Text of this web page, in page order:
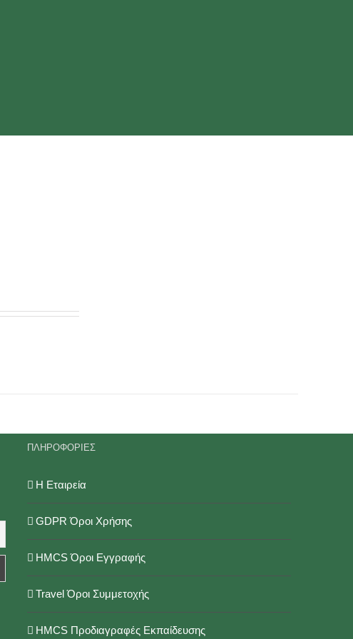
ΠΛΗΡΟΦΟΡΙΕΣ
Η Εταιρεία
GDPR Όροι Χρήσης
HMCS Όροι Εγγραφής
Travel Όροι Συμμετοχής
HMCS Προδιαγραφές Εκπαίδευσης